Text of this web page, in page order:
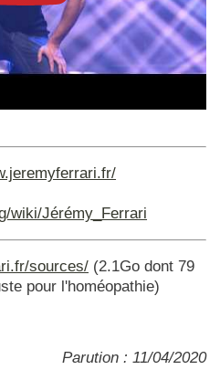
wiki/Jérémy_Ferrari
sources/ (2.1Go dont 79
pour l'homéopathie)
Parution : 11/04/2020